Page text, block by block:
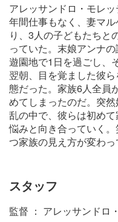
アレッサンドロ・モレ
年間仕事もなく、妻マ
り、3人の子どもたちと
っていた。末娘アンナ
遊園地で1日を過ごし、
翌朝、目を覚ました彼
態だった。家族6人全員
めてしまったのだ。突
乱の中で、彼らは初め
悩みと向き合っていく
つ家族の見え方が変わっ
スタッフ
監督 ： アレッサンドロ